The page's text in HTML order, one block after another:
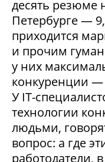
десять резюме
Петербурге —
приходится
и прочим
у них
конкуренции
У IT-
технологии
людьми,
вопрос: а где
работодатели,